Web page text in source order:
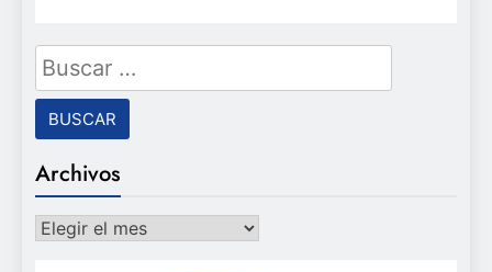
Buscar:
Archivos
Archivos